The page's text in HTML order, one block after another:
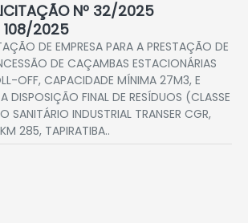
Nº 32/2025
108/2025
DE EMPRESA PARA A PRESTAÇÃO DE
DE CAÇAMBAS ESTACIONÁRIAS
OFF, CAPACIDADE MÍNIMA 27M3, E
DISPOSIÇÃO FINAL DE RESÍDUOS (CLASSE
SANITÁRIO INDUSTRIAL TRANSER CGR,
285, TAPIRATIBA..